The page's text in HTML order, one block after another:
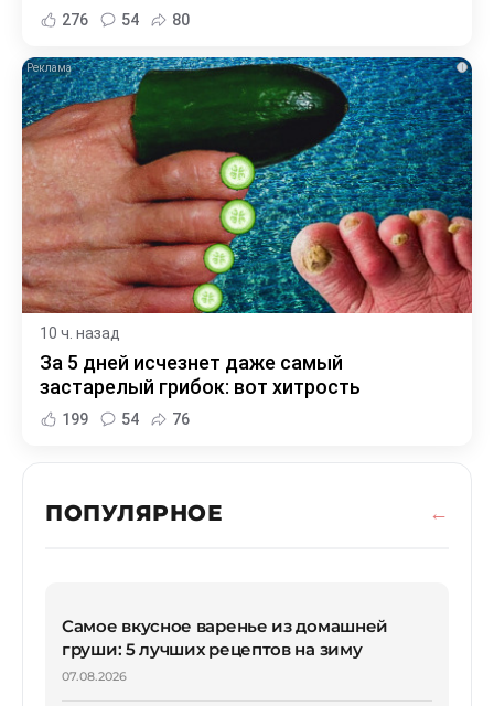
276 54 80
i
10 ч. назад
За 5 дней исчезнет даже самый
застарелый грибок: вот хитрость
199 54 76
ПОПУЛЯРНОЕ
Самое вкусное варенье из домашней
груши: 5 лучших рецептов на зиму
07.08.2026